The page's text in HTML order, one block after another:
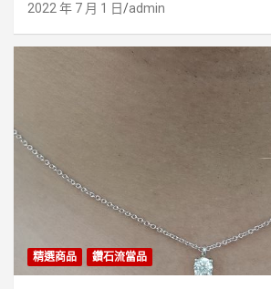
2022 年 7 月 1 日 admin
精選商品 鑽石流當品